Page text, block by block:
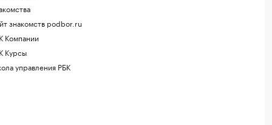
знакомств podbor.ru
Компании
Курсы
управления РБК